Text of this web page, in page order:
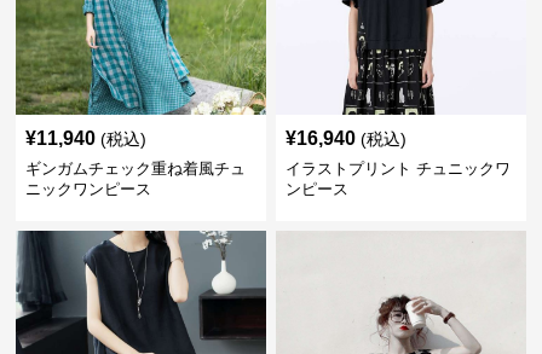
¥11,940 (税込)
ギンガムチェック重ね着風チュ
ニックワンピース
¥16,940 (税込)
イラストプリント チュニックワ
ンピース